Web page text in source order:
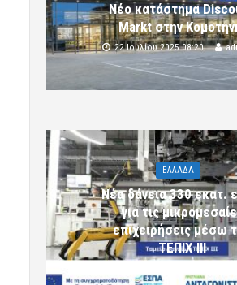
Νέο κατάστημα
Markt στην
22 Ιουλίου 2025 08:20
ΕΛΛΑΔΑ
Νέα δάνεια 330 εκατ.
για τις
επιχειρήσεις μέσω
ΤΕΠΙΧ ΙΙΙ